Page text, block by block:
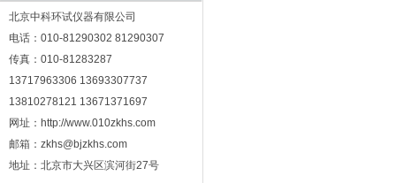
北京中科环试仪器有限公司
电话：010-81290302 81290307
传真：010-81283287
13717963306 13693307737
13810278121 13671371697
网址：http://www.010zkhs.com
邮箱：zkhs@bjzkhs.com
地址：北京市大兴区滨河街27号